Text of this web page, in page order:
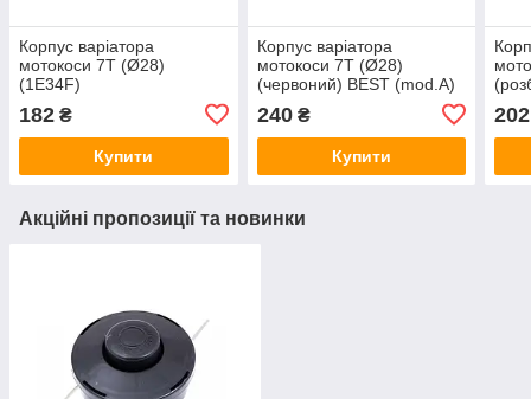
Корпус варіатора
мотокоси 7T (Ø28)
(1E34F)
182 ₴
Купити
Корпус варіатора
мотокоси 7T (Ø28)
(червоний) BEST (mod.A)
240₴
Купити
202
Акційні пропозиції та новинки